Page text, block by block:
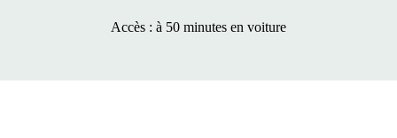
Accès : à 50 minutes en voiture